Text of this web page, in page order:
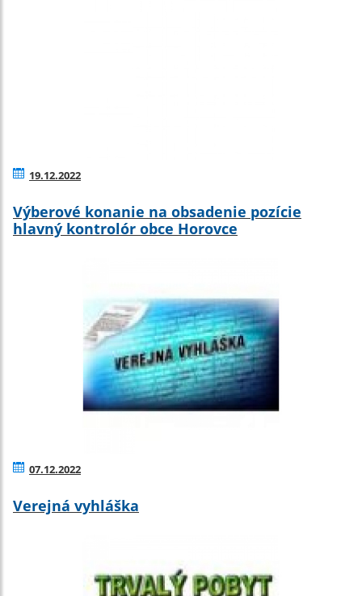
19.12.2022
Výberové konanie na obsadenie pozície
hlavný kontrolór obce Horovce
07.12.2022
Verejná vyhláška